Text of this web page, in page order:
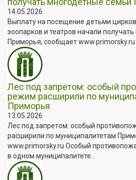
14.05.2026
Выплату на посещение детьми
зоопарков и театров начали
Приморья, сообщает www.primorsky.ru
Лес под запретом: особый
режим расширили по
Приморья
13.05.2026
Лес под запретом: особый
расширили по муниципалитетам
www.primorsky.ru Особый
в одном муниципалитете...